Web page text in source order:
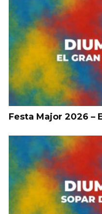
Festa Major 2026 –